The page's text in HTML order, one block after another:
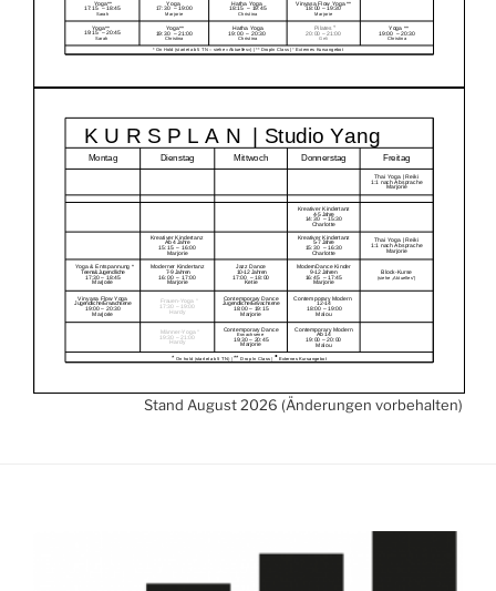
Stand August 2026 (Änderungen vorbehalten)